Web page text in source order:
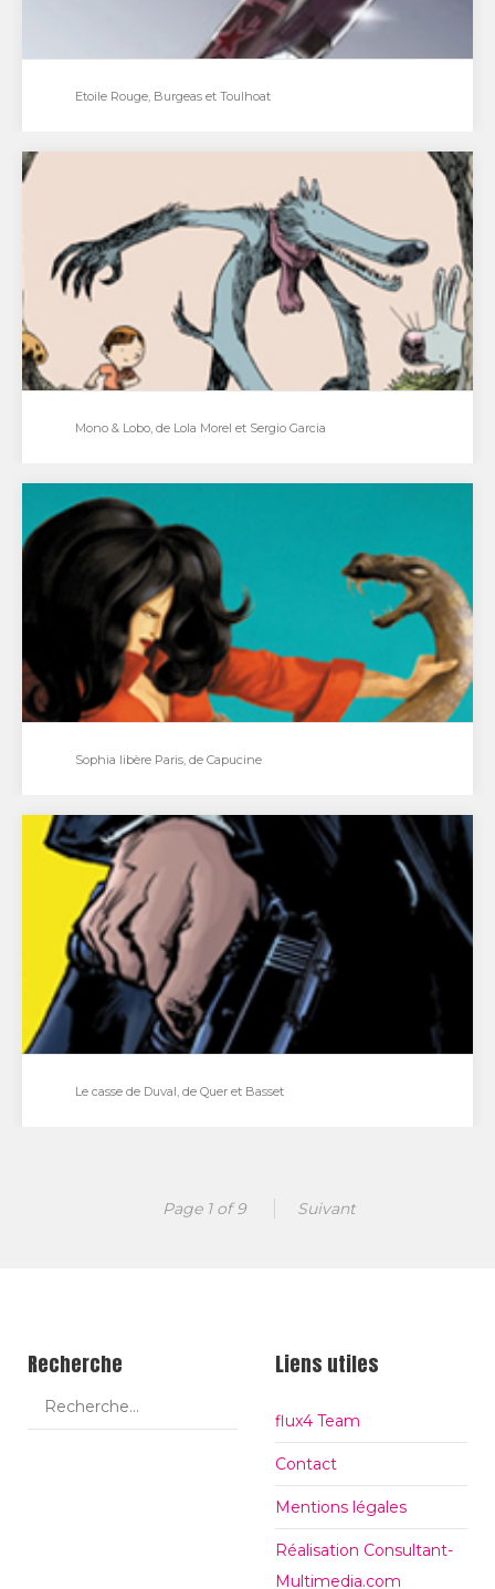
Nous sommes ici dans une histoire parallèle à
Block109, l’incontournable one shot de l’année
dernière, qui…
Etoile Rouge, Burgeas et Toulhoat
Mono & Lobo, de Lola Morel et Sergio Garcia
Livre ou poster ? La question mérite d’être posée :
forme nouvelle en tout cas, pour un récit…
Mono & Lobo, de Lola Morel et Sergio Garcia
Sophia libère Paris, de Capucine
Aventure, sexe et baston sont au programme de
Sophia libère Paris. Petite sœur de Barbarella dans…
Sophia libère Paris, de Capucine
7 juin 1977, une date que Mike, capitaine de la brigade
Le casse de Duval, de Quer et Basset
Page 1 of 9 Suivant
Recherche Liens utiles
flux4 Team
Contact
Mentions légales
Réalisation Consultant-
Multimedia.com